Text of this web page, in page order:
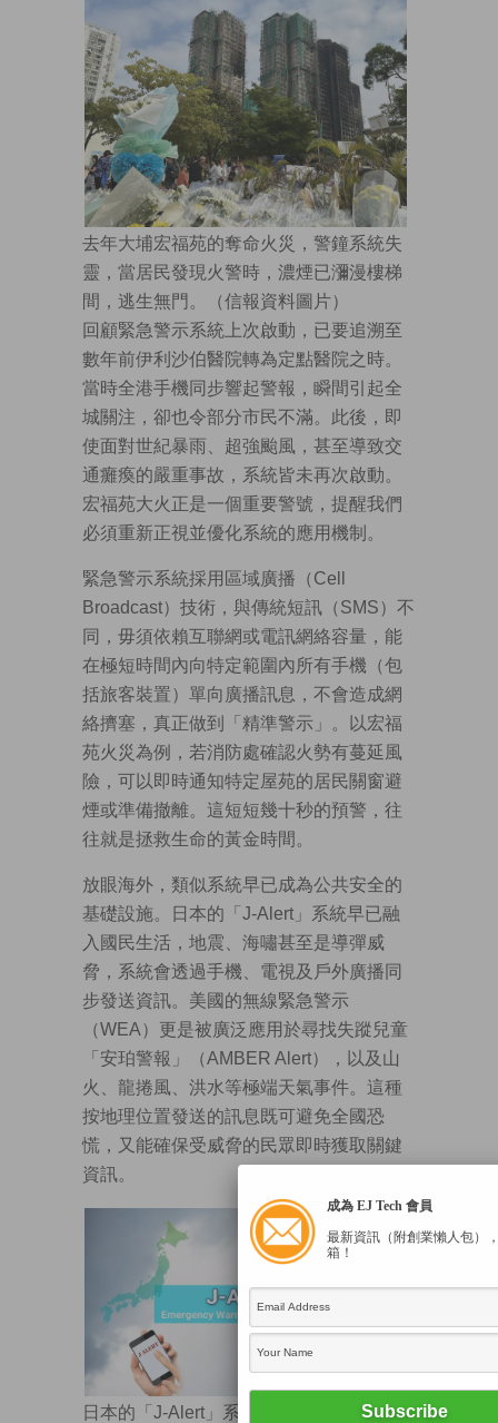
去年大埔宏福苑的奪命火災，警鐘系統失
靈，當居民發現火警時，濃煙已瀰漫樓梯
間，逃生無門。（信報資料圖片）
回顧緊急警示系統上次啟動，已要追溯至
數年前伊利沙伯醫院轉為定點醫院之時。
當時全港手機同步響起警報，瞬間引起全
城關注，卻也令部分市民不滿。此後，即
使面對世紀暴雨、超強颱風，甚至導致交
通癱瘓的嚴重事故，系統皆未再次啟動。
宏福苑大火正是一個重要警號，提醒我們
必須重新正視並優化系統的應用機制。
緊急警示系統採用區域廣播（Cell
Broadcast）技術，與傳統短訊（SMS）不
同，毋須依賴互聯網或電訊網絡容量，能
在極短時間內向特定範圍內所有手機（包
括旅客裝置）單向廣播訊息，不會造成網
絡擠塞，真正做到「精準警示」。以宏福
苑火災為例，若消防處確認火勢有蔓延風
險，可以即時通知特定屋苑的居民關窗避
煙或準備撤離。這短短幾十秒的預警，往
往就是拯救生命的黃金時間。
放眼海外，類似系統早已成為公共安全的
基礎設施。日本的「J-Alert」系統早已融
入國民生活，地震、海嘯甚至是導彈威
脅，系統會透過手機、電視及戶外廣播同
步發送資訊。美國的無線緊急警示
（WEA）更是被廣泛應用於尋找失蹤兒童
「安珀警報」（AMBER Alert），以及山
火、龍捲風、洪水等極端天氣事件。這種
按地理位置發送的訊息既可避免全國恐
慌，又能確保受威脅的民眾即時獲取關鍵
資訊。
日本的「J-Alert」系統早已融入國民生
成為 EJ Tech 會員
最新資訊（附創業懶人包）
箱！